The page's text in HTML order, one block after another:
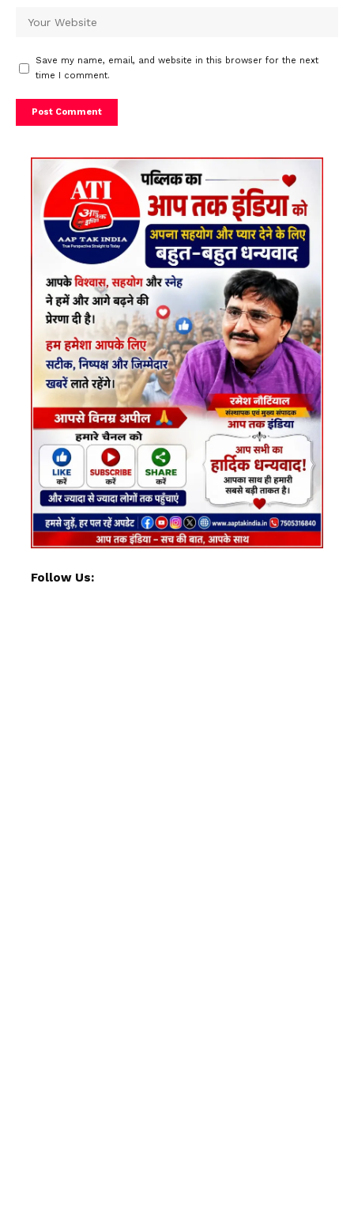
Save my name, email, and website in this browser for the next
time I comment.
Follow Us: